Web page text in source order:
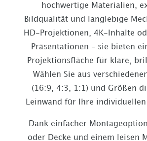
hochwertige Materialien,
Bildqualität und langlebige
HD-Projektionen, 4K-Inhalte
Präsentationen – sie bieten
Projektionsfläche für klare,
Wählen Sie aus
(16:9, 4:3, 1:1) und Größen
Leinwand für Ihre individuellen
Dank einfacher
oder Decke und einem leisen